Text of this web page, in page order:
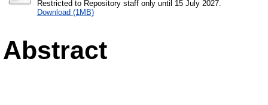
Restricted to Repository staff only until 15 July 2027.
Download (1MB)
Abstract